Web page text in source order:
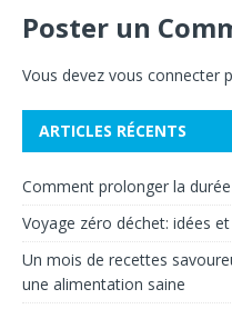
Poster un
Vous devez vous connecter
ARTICLES RÉCENTS
Comment prolonger la
Voyage zéro déchet: idées
Un mois de recettes
une alimentation saine